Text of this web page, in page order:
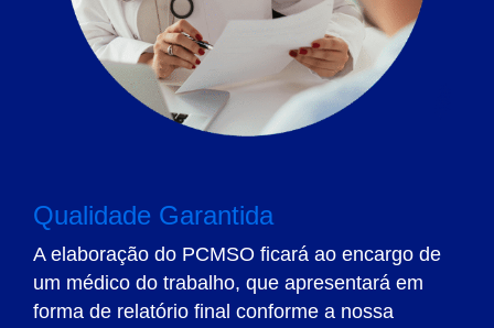
Qualidade Garantida
A elaboração do PCMSO ficará ao encargo de
um médico do trabalho, que apresentará em
forma de relatório final conforme a nossa